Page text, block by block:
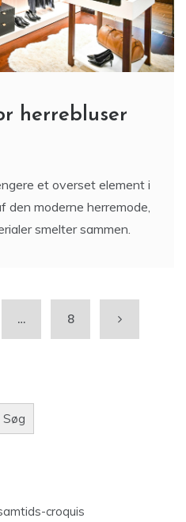
herrebluser
et overset element i
den moderne herremode,
smelter sammen.
… 8
Søg
croquis